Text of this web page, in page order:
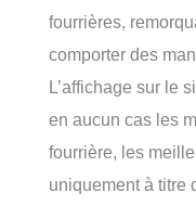
fourrières,
comporter des
L’affichage sur le
en aucun cas les
fourrière, les
uniquement à titre